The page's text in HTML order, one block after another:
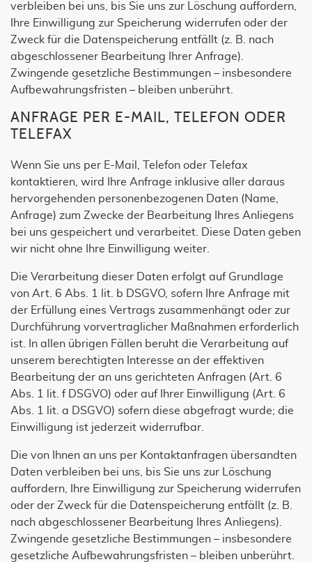
verbleiben bei uns, bis Sie uns zur Löschung auffordern,
Ihre Einwilligung zur Speicherung widerrufen oder der
Zweck für die Datenspeicherung entfällt (z. B. nach
abgeschlossener Bearbeitung Ihrer Anfrage).
Zwingende gesetzliche Bestimmungen – insbesondere
Aufbewahrungsfristen – bleiben unberührt.
ANFRAGE PER E-MAIL, TELEFON ODER
TELEFAX
Wenn Sie uns per E-Mail, Telefon oder Telefax
kontaktieren, wird Ihre Anfrage inklusive aller daraus
hervorgehenden personenbezogenen Daten (Name,
Anfrage) zum Zwecke der Bearbeitung Ihres Anliegens
bei uns gespeichert und verarbeitet. Diese Daten geben
wir nicht ohne Ihre Einwilligung weiter.
Die Verarbeitung dieser Daten erfolgt auf Grundlage
von Art. 6 Abs. 1 lit. b DSGVO, sofern Ihre Anfrage mit
der Erfüllung eines Vertrags zusammenhängt oder zur
Durchführung vorvertraglicher Maßnahmen erforderlich
ist. In allen übrigen Fällen beruht die Verarbeitung auf
unserem berechtigten Interesse an der effektiven
Bearbeitung der an uns gerichteten Anfragen (Art. 6
Abs. 1 lit. f DSGVO) oder auf Ihrer Einwilligung (Art. 6
Abs. 1 lit. a DSGVO) sofern diese abgefragt wurde; die
Einwilligung ist jederzeit widerrufbar.
Die von Ihnen an uns per Kontaktanfragen übersandten
Daten verbleiben bei uns, bis Sie uns zur Löschung
auffordern, Ihre Einwilligung zur Speicherung widerrufen
oder der Zweck für die Datenspeicherung entfällt (z. B.
nach abgeschlossener Bearbeitung Ihres Anliegens).
Zwingende gesetzliche Bestimmungen – insbesondere
gesetzliche Aufbewahrungsfristen – bleiben unberührt.